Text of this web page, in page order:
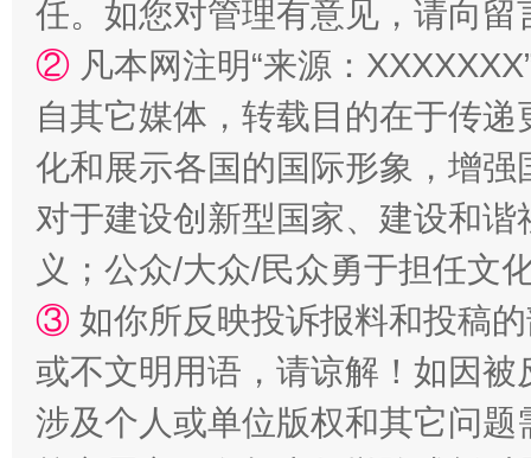
招工难、用工荒背后
任。如您对管理有意见，请向
② 凡本网注明“来源：
自其它媒体，转载目的在于传
化和展示各国的国际形象，增
对于建设创新型国家、建设和
义；公众/大众/民众勇于担任文
③ 如你所反映投诉报料和投稿
或不文明用语，请谅解！如因
涉及个人或单位版权和其它问题